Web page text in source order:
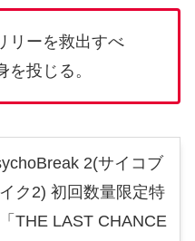
リーを救出すべ
を投じる。
2(サイコブ
ク2) 初回数量限定特
THE LAST CHANCE